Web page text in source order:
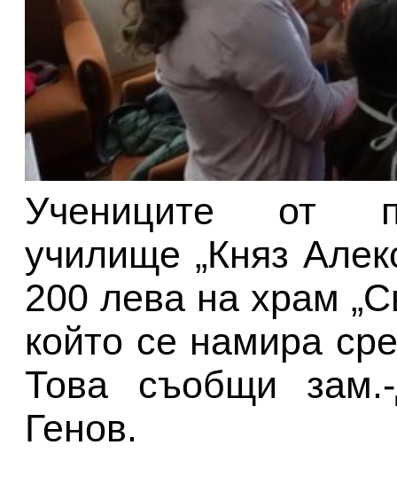
Учениците от
училище „Княз
200 лева на храм
който се намира
Това съобщи зам.-
Генов.